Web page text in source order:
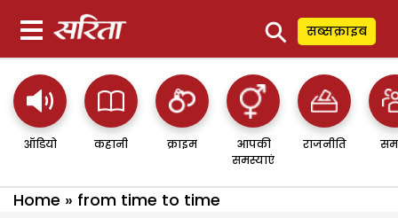
⚲ सब्सक्राइब
ऑडियो कहानी क्राइम
आपकी
समस्याएं
राजनीति
Home » from time to time